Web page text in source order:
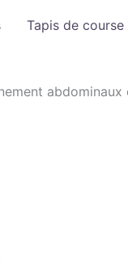
Tapis de course